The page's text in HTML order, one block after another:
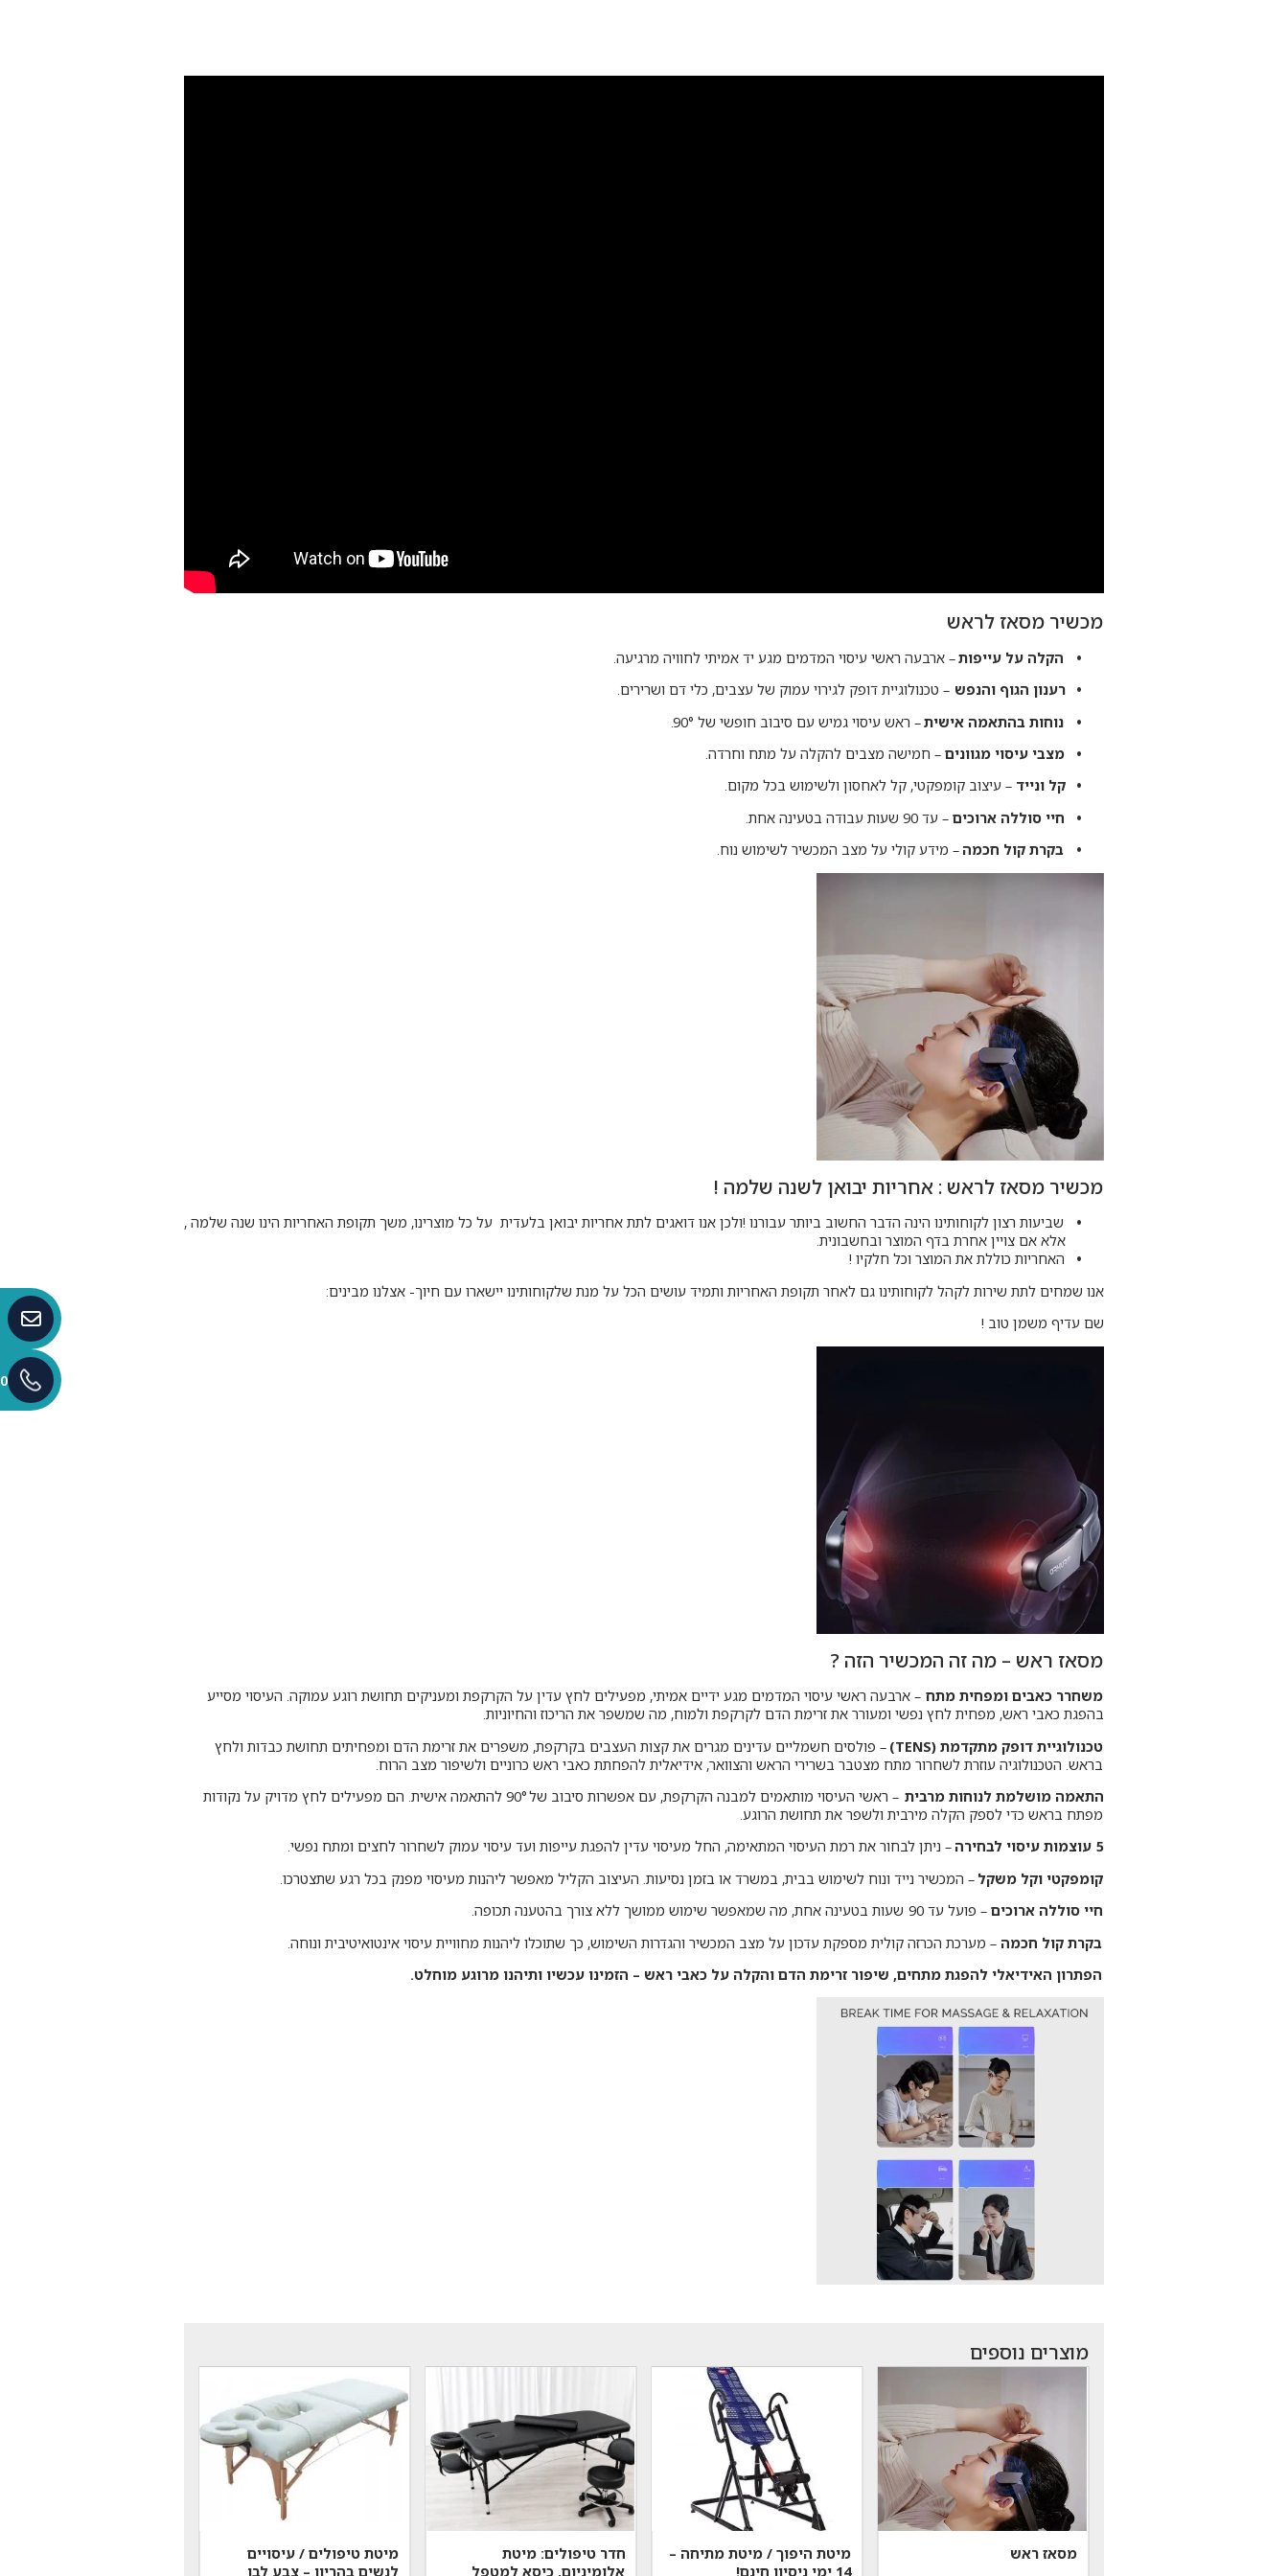
מכשיר מסאז לראש
הקלה על עייפות– ארבעה ראשי עיסוי המדמים מגע יד אמיתי לחוויה מרגיעה.
רענון הגוף והנפש – טכנולוגיית דופק לגירוי עמוק של עצבים, כלי דם ושרירים.
נוחות בהתאמה אישית– ראש עיסוי גמיש עם סיבוב חופשי של 90°.
מצבי עיסוי מגוונים– חמישה מצבים להקלה על מתח וחרדה.
קל ונייד – עיצוב קומפקטי, קל לאחסון ולשימוש בכל מקום.
חיי סוללה ארוכים– עד 90 שעות עבודה בטעינה אחת.
בקרת קול חכמה– מידע קולי על מצב המכשיר לשימוש נוח.
מכשיר מסאז לראש : אחריות יבואן לשנה שלמה !
שביעות רצון לקוחותינו הינה הדבר החשוב ביותר עבורנו !ולכן אנו דואגים לתת אחריות יבואן בלעדית על כל מוצרינו, משך תקופת האחריות הינו שנה שלמה ,
אלא אם צויין אחרת בדף המוצר ובחשבונית.
האחריות כוללת את המוצר וכל חלקיו !
אנו שמחים לתת שירות לקהל לקוחותינו גם לאחר תקופת האחריות ותמיד עושים הכל על מנת שלקוחותינו יישארו עם חיוך- אצלנו מבינים:
שם עדיף משמן טוב !
מסאז ראש – מה זה המכשיר הזה ?
משחרר כאבים ומפחית מתח– ארבעה ראשי עיסוי המדמים מגע ידיים אמיתי, מפעילים לחץ עדין על הקרקפת ומעניקים תחושת רוגע עמוקה. העיסוי מסייע
בהפגת כאבי ראש, מפחית לחץ נפשי ומעורר את זרימת הדם לקרקפת ולמוח, מה שמשפר את הריכוז והחיוניות.
טכנולוגיית דופק מתקדמת (TENS)
– פולסים חשמליים עדינים מגרים את קצות העצבים בקרקפת, משפרים את זרימת הדם ומפחיתים תחושת כבדות ולחץ
בראש. הטכנולוגיה עוזרת לשחרור מתח מצטבר בשרירי הראש והצוואר, אידיאלית להפחתת כאבי ראש כרוניים ולשיפור מצב הרוח.
התאמה מושלמת לנוחות מרבית
– ראשי העיסוי מותאמים למבנה הקרקפת, עם אפשרות סיבוב של 90° להתאמה אישית. הם מפעילים לחץ מדויק על נקודות
מפתח בראש כדי לספק הקלה מירבית ולשפר את תחושת הרוגע.
5 עוצמות עיסוי לבחירה
– ניתן לבחור את רמת העיסוי המתאימה, החל מעיסוי עדין להפגת עייפות ועד עיסוי עמוק לשחרור לחצים ומתח נפשי.
קומפקטי וקל משקל – המכשיר נייד ונוח לשימוש בבית, במשרד או בזמן נסיעות. העיצוב הקליל מאפשר ליהנות מעיסוי מפנק בכל רגע שתצטרכו.
חיי סוללה ארוכים– פועל עד 90 שעות בטעינה אחת, מה שמאפשר שימוש ממושך ללא צורך בהטענה תכופה.
בקרת קול חכמה– מערכת הכרזה קולית מספקת עדכון על מצב המכשיר והגדרות השימוש, כך שתוכלו ליהנות מחוויית עיסוי אינטואיטיבית ונוחה.
הפתרון האידיאלי להפגת מתחים, שיפור זרימת הדם והקלה על כאבי ראש – הזמינו עכשיו ותיהנו מרוגע מוחלט.
מוצרים נוספים
מסאז ראש
מיטת היפוך / מיטת מתיחה –
14 ימי ניסיון חינם!
חדר טיפולים: מיטת
אלומיניום, כיסא למטפל
מיטת טיפולים / עיסויים
לנשים בהריון – צבע לבן